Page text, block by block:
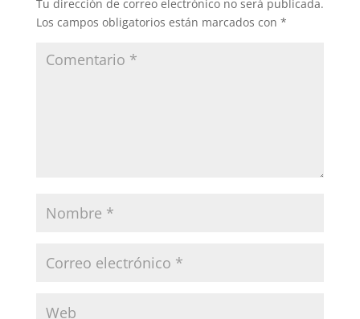
Tu dirección de correo electrónico no será publicada.
Los campos obligatorios están marcados con *